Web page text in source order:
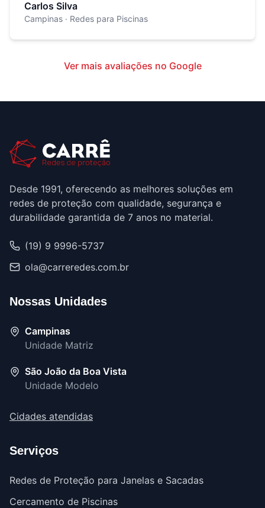
Carlos Silva
Campinas · Redes para Piscinas
Ver mais avaliações no Google
Desde 1991, oferecendo as melhores soluções em
redes de proteção com qualidade, segurança e
durabilidade garantida de 7 anos no material.
(19) 9 9996-5737
ola@carreredes.com.br
Nossas Unidades
Campinas
Unidade Matriz
São João da Boa Vista
Unidade Modelo
Cidades atendidas
Serviços
Redes de Proteção para Janelas e Sacadas
Cercamento de Piscinas